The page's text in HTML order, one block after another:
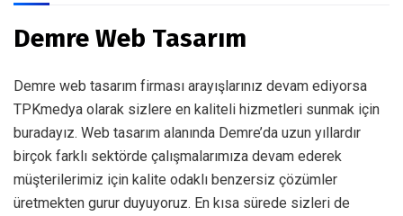
Demre Web Tasarım
Demre web tasarım firması arayışlarınız devam ediyorsa
TPKmedya olarak sizlere en kaliteli hizmetleri sunmak için
buradayız. Web tasarım alanında Demre’da uzun yıllardır
birçok farklı sektörde çalışmalarımıza devam ederek
müşterilerimiz için kalite odaklı benzersiz çözümler
üretmekten gurur duyuyoruz. En kısa sürede sizleri de